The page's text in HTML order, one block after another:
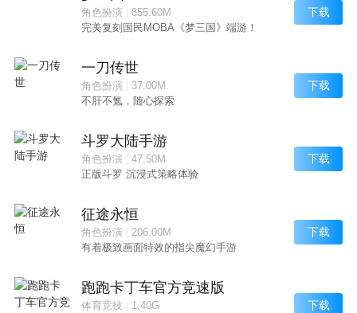
角色扮演| 855.60M
完美复刻国民MOBA《梦三国》端游！
下载
一刀传世
角色扮演| 37.00M
不肝不氪，随心探索
下载
斗罗大陆手游
角色扮演| 47.50M
正版斗罗 沉浸式策略体验
下载
征途永恒
角色扮演| 206.00M
有着极致画面特效的指尖魔幻手游
下载
跑跑卡丁车官方竞速版
体育竞技
1.40G
下载